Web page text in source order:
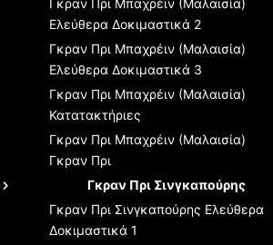
Ελεύθερα Δοκιμαστικά 2
Γκραν Πρι Μπαχρέιν (Μαλαισία)
Ελεύθερα Δοκιμαστικά 3
Γκραν Πρι Μπαχρέιν (Μαλαισία)
Κατατακτήριες
Γκραν Πρι Μπαχρέιν (Μαλαισία)
Γκραν Πρι
Γκραν Πρι Σινγκαπούρης
Γκραν Πρι Σινγκαπούρης Ελεύθερα
Δοκιμαστικά 1